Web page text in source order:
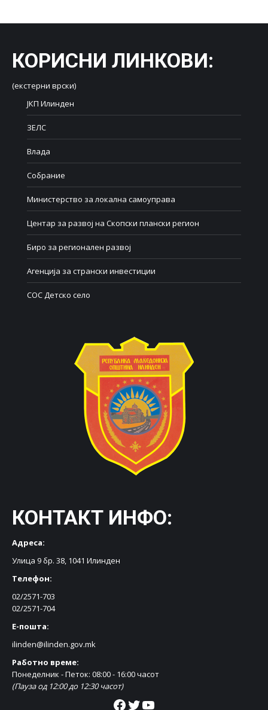
КОРИСНИ ЛИНКОВИ:
(екстерни врски)
ЈКП Илинден
ЗЕЛС
Влада
Собрание
Министерство за локална самоуправа
Центар за развој на Скопски плански регион
Биро за регионален развој
Агенција за странски инвестиции
СОС Детско село
КОНТАКТ ИНФО:
Адреса:
Улица 9 бр. 38, 1041 Илинден
Телефон:
02/2571-703
02/2571-704
Е-пошта:
ilinden@ilinden.gov.mk
Работно време:
Понеделник - Петок: 08:00 - 16:00 часот
(Пауза од 12:00 до 12:30 часот)
Facebook Twitter YouTube